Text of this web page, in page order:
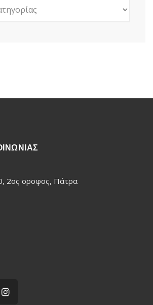
2ος οροφος, Πάτρα